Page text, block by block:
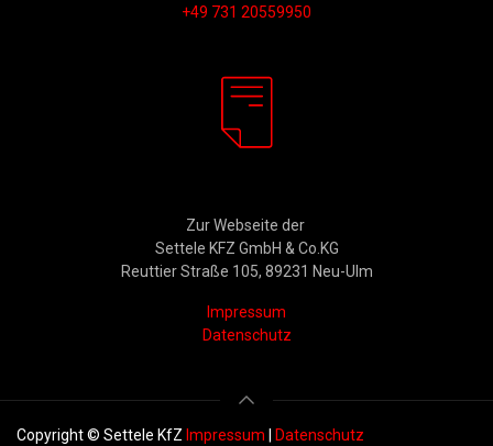
+49 731 20559950
Zur Webseite der
Settele KFZ GmbH & Co.KG
Reuttier Straße 105, 89231 Neu-Ulm
Impressum
Datenschutz
Copyright © Settele KfZ Impressum Datenschutz